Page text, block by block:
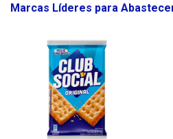
Marcas Líderes para